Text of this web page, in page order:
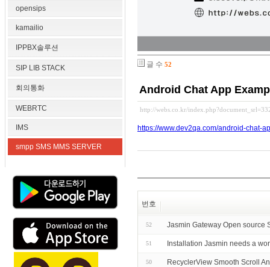
opensips
kamailio
IPPBX솔루션
SIP LIB STACK
회의통화
WEBRTC
IMS
smpp SMS MMS SERVER
글 수 52
Android Chat App
http://webs.co.kr/
https://www.dev2qa.com/android-chat-
번호
52 Jasmin Gateway Open source
51 Installation Jasmin needs a
50 RecyclerView Smooth Scroll